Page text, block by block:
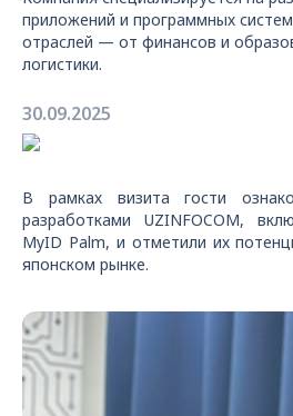
приложений и программных
отраслей — от финансов и
логистики.
30.09.2025
В рамках визита гости
разработками UZINFOCOM,
MyID Palm, и отметили их
японском рынке.